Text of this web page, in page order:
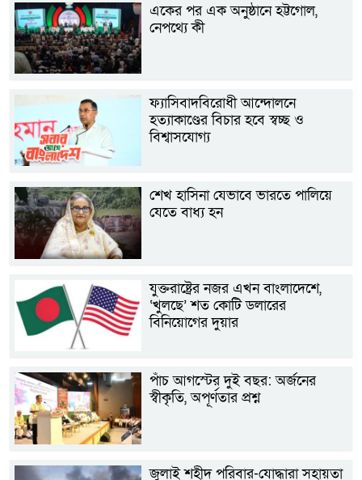
একের পর এক অনুষ্ঠানে হট্টগোল,
নেপথ্যে কী
ফ্যাসিবাদবিরোধী আন্দোলনে
হত্যাকাণ্ডের বিচার হবে স্বচ্ছ ও
বিশ্বাসযোগ্য
শেখ হাসিনা যেভাবে ভারতে পালিয়ে
যেতে বাধ্য হন
যুক্তরাষ্ট্রের নজর এখন বাংলাদেশে,
‘খুলছে’ শত কোটি ডলারের
বিনিয়োগের দুয়ার
পাঁচ আগস্টের দুই বছর: অর্জনের
স্বীকৃতি, অপূর্ণতার প্রশ্ন
জুলাই শহীদ পরিবার-যোদ্ধারা সহায়তা